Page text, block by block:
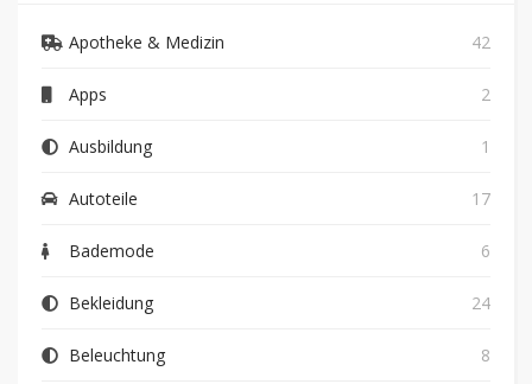
Apotheke & Medizin 42
Apps 2
Ausbildung 1
Autoteile 17
Bademode 6
Bekleidung 24
Beleuchtung 8